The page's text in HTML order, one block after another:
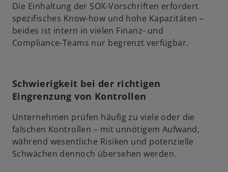
Die Einhaltung der SOX-Vorschriften erfordert
spezifisches Know-how und hohe Kapazitäten –
beides ist intern in vielen Finanz- und
Compliance‑Teams nur begrenzt verfügbar.
Schwierigkeit bei der richtigen
Eingrenzung von Kontrollen
Unternehmen prüfen häufig zu viele oder die
falschen Kontrollen – mit unnötigem Aufwand,
während wesentliche Risiken und potenzielle
Schwächen dennoch übersehen werden.